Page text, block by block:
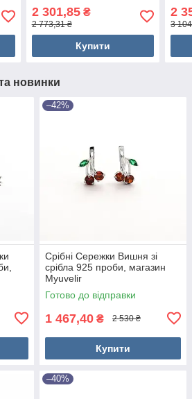
2 301,85₴
2 773,31 ₴
Купити
2
3
новинки
–42%
Срібні Сережки Вишня зі
срібла 925 проби, магазин
Myuvelir
Готово до відправки
1 467,40 ₴ 2 530 ₴
Купити
–40%